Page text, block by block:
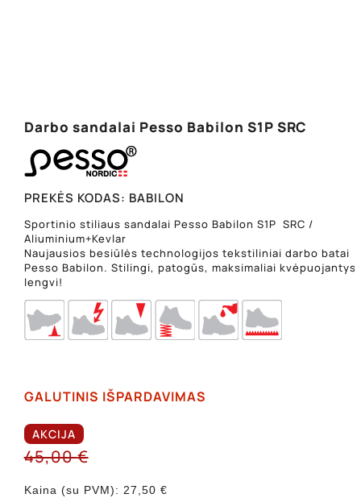
Darbo sandalai Pesso Babilon S1P SRC
PREKĖS KODAS: BABILON
Sportinio stiliaus sandalai Pesso Babilon S1P SRC /
Aliuminium+Kevlar
Naujausios besiūlės technologijos tekstiliniai darbo batai
Pesso Babilon. Stilingi, patogūs, maksimaliai kvėpuojantys
lengvi!
GALUTINIS IŠPARDAVIMAS
AKCIJA
45,00€
Kaina (su PVM): 27,50 €